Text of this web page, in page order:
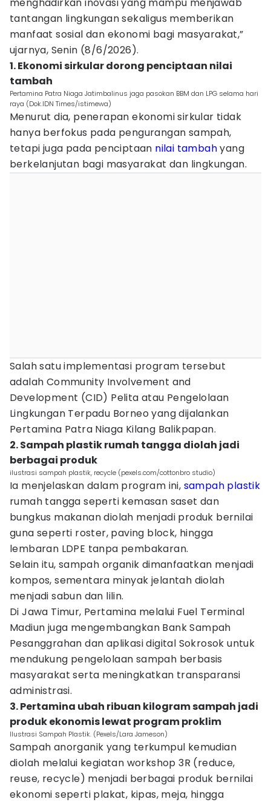
tantangan lingkungan sekaligus memberikan
manfaat sosial dan ekonomi bagi masyarakat,”
ujarnya, Senin (8/6/2026).
1. Ekonomi sirkular dorong penciptaan nilai
tambah
Pertamina Patra Niaga Jatimbalinus jaga pasokan BBM dan LPG selama hari
raya (Dok.IDN Times/istimewa)
Menurut dia, penerapan ekonomi sirkular tidak
hanya berfokus pada pengurangan sampah,
tetapi juga pada penciptaan nilai tambahyang
berkelanjutan bagi masyarakat dan lingkungan.
Salah satu implementasi program tersebut
adalah Community Involvement and
Development (CID) Pelita atau Pengelolaan
Lingkungan Terpadu Borneo yang dijalankan
Pertamina Patra Niaga Kilang Balikpapan.
2. Sampah plastik rumah tangga diolah jadi
berbagai produk
ilustrasi sampah plastik, recycle (pexels.com/cottonbro studio)
Ia menjelaskan dalam program ini, sampah plastik
rumah tangga seperti kemasan saset dan
bungkus makanan diolah menjadi produk bernilai
guna seperti roster, paving block, hingga
lembaran LDPE tanpa pembakaran.
Selain itu, sampah organik dimanfaatkan menjadi
kompos, sementara minyak jelantah diolah
menjadi sabun dan lilin.
Di Jawa Timur, Pertamina melalui Fuel Terminal
Madiun juga mengembangkan Bank Sampah
Pesanggrahan dan aplikasi digital Sokrosok untuk
mendukung pengelolaan sampah berbasis
masyarakat serta meningkatkan transparansi
administrasi.
3. Pertamina ubah ribuan kilogram sampah jadi
produk ekonomis lewat program proklim
Ilustrasi Sampah Plastik. (Pexels/Lara Jameson)
Sampah anorganik yang terkumpul kemudian
diolah melalui kegiatan workshop 3R (reduce,
reuse, recycle) menjadi berbagai produk bernilai
ekonomi seperti plakat, kipas, meja, hingga